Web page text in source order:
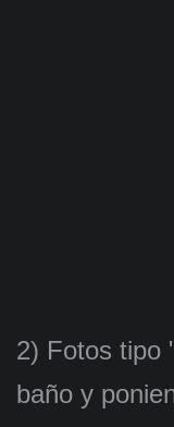
2) Fotos tipo
baño y